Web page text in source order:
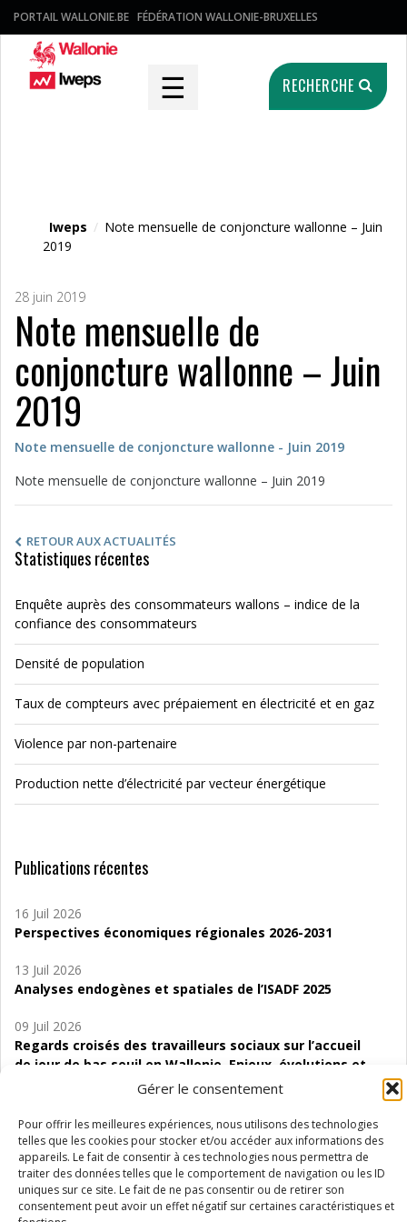
Gérer le consentement
Pour offrir les meilleures expériences, nous utilisons des technologies
telles que les cookies pour stocker et/ou accéder aux informations des
appareils. Le fait de consentir à ces technologies nous permettra de
traiter des données telles que le comportement de navigation ou les ID
uniques sur ce site. Le fait de ne pas consentir ou de retirer son
consentement peut avoir un effet négatif sur certaines caractéristiques et
PORTAIL WALLONIE.BE FÉDÉRATION WALLONIE-BRUXELLES
☰ RECHERCHE
Iweps / Note mensuelle de conjoncture wallonne – Juin
2019
28 juin 2019
Note mensuelle de
conjoncture wallonne – Juin
2019
Note mensuelle de conjoncture wallonne - Juin 2019
Note mensuelle de conjoncture wallonne – Juin 2019
RETOUR AUX ACTUALITÉS
Statistiques récentes
Enquête auprès des consommateurs wallons – indice de la
confiance des consommateurs
Densité de population
Taux de compteurs avec prépaiement en électricité et en gaz
Violence par non-partenaire
Production nette d’électricité par vecteur énergétique
Publications récentes
16 Juil 2026
Perspectives économiques régionales 2026-2031
13 Juil 2026
Analyses endogènes et spatiales de l’ISADF 2025
09 Juil 2026
Regards croisés des travailleurs sociaux sur l’accueil
de jour de bas seuil en Wallonie. Enjeux, évolutions et
06 Juil 2026
Étude d’évaluabilité des Structures
d’accompagnement à l’autocréation d’emploi (SAACE)
01 Juil 2026
Pénurie du personnel infirmier :quels indicateurs